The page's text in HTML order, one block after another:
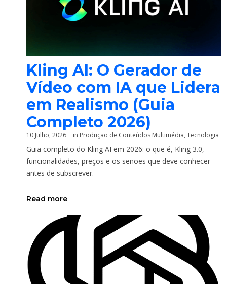
Kling AI: O Gerador de
Vídeo com IA que Lidera
em Realismo (Guia
Completo 2026)
10 Julho, 2026 in Produção de Conteúdos Multimédia, Tecnologia
Guia completo do Kling AI em 2026: o que é, Kling 3.0,
funcionalidades, preços e os senões que deve conhecer
antes de subscrever.
Read more